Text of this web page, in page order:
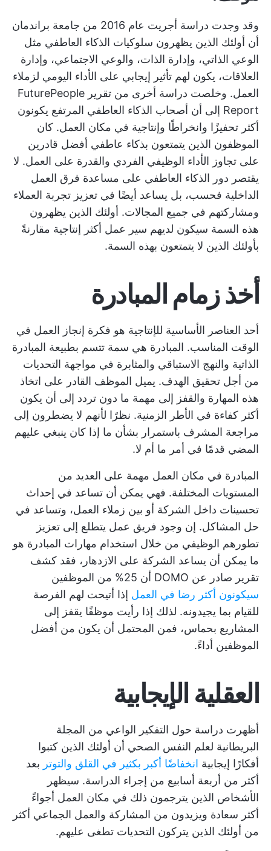
وقد وجدت دراسة أجريت عام 2016 من جامعة براندمان
أن أولئك الذين يظهرون سلوكيات الذكاء العاطفي مثل
الوعي الذاتي، وإدارة الذات، والوعي الاجتماعي، وإدارة
العلاقات، يكون لهم تأثير إيجابي على الأداء اليومي لزملاء
العمل. وخلصت دراسة أخرى من تقرير FuturePeople
Report إلى أن أصحاب الذكاء العاطفي المرتفع يكونون
أكثر تحفيزًا وانخراطًا وإنتاجية في مكان العمل. كان
الموظفون الذين يتمتعون بذكاء عاطفي أفضل قادرين
على تجاوز الأداء الوظيفي الفردي والقدرة على العمل. لا
يقتصر دور الذكاء العاطفي على مساعدة فرق العمل
الداخلية فحسب، بل يساعد أيضًا في تعزيز تجربة العملاء
ومشاركتهم في جميع المجالات. أولئك الذين يظهرون
هذه السمة سيكون لديهم سير عمل أكثر إنتاجية مقارنةً
بأولئك الذين لا يتمتعون بهذه السمة.
أخذ زمام المبادرة
أحد العناصر الأساسية للإنتاجية هو فكرة إنجاز العمل في
الوقت المناسب. المبادرة هي سمة تتسم بطبيعة المبادرة
الذاتية والنهج الاستباقي والمثابرة في مواجهة التحديات
من أجل تحقيق الهدف. يميل الموظف القادر على اتخاذ
هذه المهارة والقفز إلى مهمة ما دون تردد إلى أن يكون
أكثر كفاءة في الأطر الزمنية. نظرًا لأنهم لا يضطرون إلى
مراجعة المشرف باستمرار بشأن ما إذا كان ينبغي عليهم
المضي قدمًا في أمر ما أم لا.
المبادرة في مكان العمل مهمة على العديد من
المستويات المختلفة. فهي يمكن أن تساعد في إحداث
تحسينات داخل الشركة أو بين زملاء العمل، وتساعد في
حل المشاكل. إن وجود فريق عمل يتطلع إلى تعزيز
تطورهم الوظيفي من خلال استخدام مهارات المبادرة هو
ما يمكن أن يساعد الشركة على الازدهار، فقد كشف
تقرير صادر عن DOMO أن 25% من الموظفين
سيكونون أكثر رضا في العمل إذا أتيحت لهم الفرصة
للقيام بما يجيدونه. لذلك إذا رأيت موظفًا يقفز إلى
المشاريع بحماس، فمن المحتمل أن يكون من أفضل
الموظفين أداءً.
العقلية الإيجابية
أظهرت دراسة حول التفكير الواعي من المجلة
البريطانية لعلم النفس الصحي أن أولئك الذين كتبوا
أفكارًا إيجابية انخفاضًا أكبر بكثير في القلق والتوتر بعد
أكثر من أربعة أسابيع من إجراء الدراسة. سيظهر
الأشخاص الذين يترجمون ذلك في مكان العمل أجواءً
أكثر سعادة ويزيدون من المشاركة والعمل الجماعي أكثر
من أولئك الذين يتركون التحديات تطغى عليهم.